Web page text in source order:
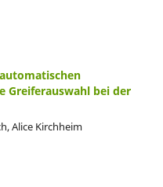
Greiferauswahl bei der
Alice Kirchheim